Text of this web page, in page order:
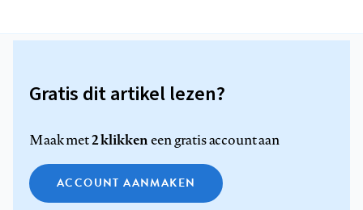
Gratis dit artikel lezen?
Maak met2 klikkeneen gratis account aan
ACCOUNT AANMAKEN